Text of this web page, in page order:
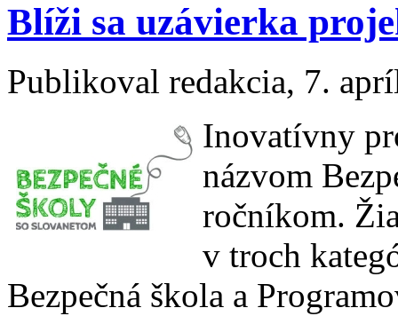
Blíži sa uzávierka
Publikoval redakcia, 7.
Inovatívny
názvom
ročníkom.
v troch
Bezpečná škola a